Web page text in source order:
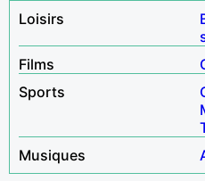
Loisirs
Films
Sports
Musiques